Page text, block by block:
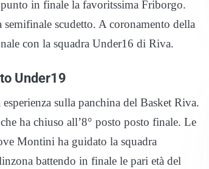
in finale la favoritssima Friborgo.
scudetto. A coronamento della
con la squadra Under16 di Riva.
Under19
sulla panchina del Basket Riva.
ha chiuso all’8° posto posto finale. Le
Montini ha guidato la squadra
battendo in finale le pari età del